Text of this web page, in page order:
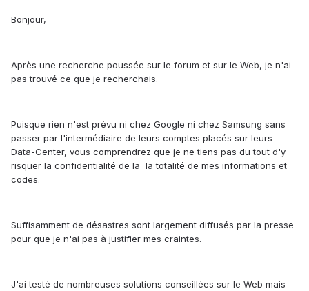
Bonjour,
Après une recherche poussée sur le forum et sur le Web, je n'ai
pas trouvé ce que je recherchais.
Puisque rien n'est prévu ni chez Google ni chez Samsung sans
passer par l'intermédiaire de leurs comptes placés sur leurs
Data-Center, vous comprendrez que je ne tiens pas du tout d'y
risquer la confidentialité de la la totalité de mes informations et
codes.
Suffisamment de désastres sont largement diffusés par la presse
pour que je n'ai pas à justifier mes craintes.
J'ai testé de nombreuses solutions conseillées sur le Web mais